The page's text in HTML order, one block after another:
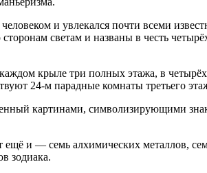
и увлекался почти всеми
светам и названы в честь
крыле три полных этажа, в
24-м парадные комнаты третьего
картинами, символизирующими
и — семь алхимических металлов,
зодиака.